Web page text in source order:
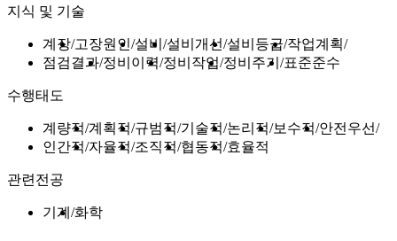
지식 및 기술
계장 고장원인 설비 설비개선 설비등급 작업계획
점검결과 정비이력 정비작업 정비주기 표준준수
수행태도
계량적 계획적 규범적 기술적 논리적 보수적 안전우선
인간적 자율적 조직적 협동적 효율적
관련전공
기계 화학